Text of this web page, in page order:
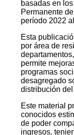
2022 AL
El Instituto
medidas de
basadas en
Permanente
Esta
por área de